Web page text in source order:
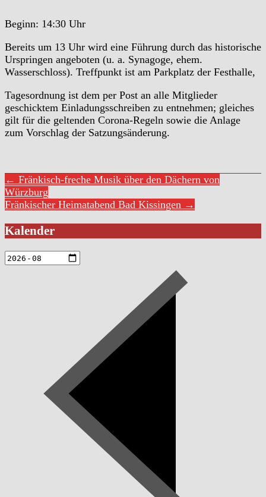
Beginn: 14:30 Uhr
Bereits um 13 Uhr wird eine Führung durch das historische
Urspringen angeboten (u. a. Synagoge, ehem.
Wasserschloss). Treffpunkt ist am Parkplatz der Festhalle,
Tagesordnung ist dem per Post an alle Mitglieder
geschicktem Einladungsschreiben zu entnehmen; gleiches
gilt für die geltenden Corona-Regeln sowie die Anlage
zum Vorschlag der Satzungsänderung.
← Fränkisch-freche Musik über den Dächern von
Würzburg
Fränkischer Heimatabend Bad Kissingen →
Kalender